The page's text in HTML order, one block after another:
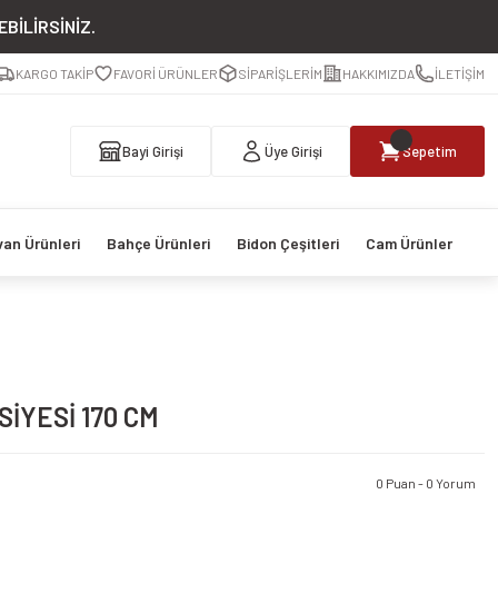
KARGO TAKİP FAVORİ ÜRÜNLER SİPARİŞLERİM HAKKIMIZDA İLETİŞİM
Bayi Girişi Üye Girişi Sepetim
Ürünleri Bahçe Ürünleri Bidon Çeşitleri Cam Ürünler
170 CM
0 Puan - 0 Yorum